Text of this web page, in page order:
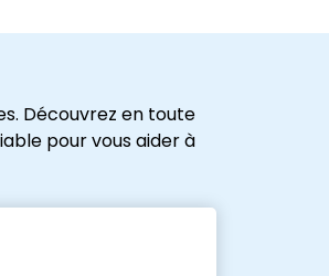
Découvrez en toute
pour vous aider à